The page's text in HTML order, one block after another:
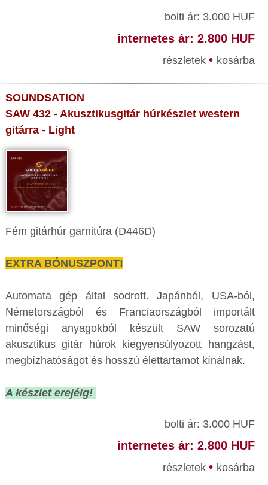
bolti ár: 3.000 HUF
internetes ár: 2.800 HUF
részletek • kosárba
SOUNDSATION
SAW 432 - Akusztikusgitár húrkészlet western
gitárra - Light
Fém gitárhúr garnitúra (D446D)
EXTRA BÓNUSZPONT!
Automata gép által sodrott. Japánból, USA-ból,
Németországból és Franciaországból importált
minőségi anyagokból készült SAW sorozatú
akusztikus gitár húrok kiegyensúlyozott hangzást,
megbízhatóságot és hosszú élettartamot kínálnak.
A készlet erejéig!
bolti ár: 3.000 HUF
internetes ár: 2.800 HUF
részletek • kosárba